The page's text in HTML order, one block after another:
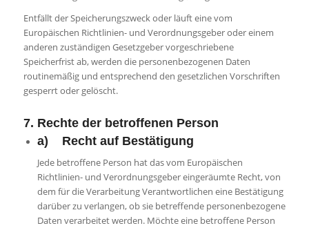
Entfällt der Speicherungszweck oder läuft eine vom
Europäischen Richtlinien- und Verordnungsgeber oder einem
anderen zuständigen Gesetzgeber vorgeschriebene
Speicherfrist ab, werden die personenbezogenen Daten
routinemäßig und entsprechend den gesetzlichen Vorschriften
gesperrt oder gelöscht.
7. Rechte der betroffenen Person
a) Recht auf Bestätigung
Jede betroffene Person hat das vom Europäischen
Richtlinien- und Verordnungsgeber eingeräumte Recht, von
dem für die Verarbeitung Verantwortlichen eine Bestätigung
darüber zu verlangen, ob sie betreffende personenbezogene
Daten verarbeitet werden. Möchte eine betroffene Person